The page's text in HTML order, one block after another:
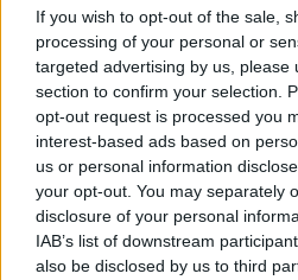
If you wish to opt-out of the sale,
processing of your personal or
targeted advertising by us, please
section to confirm your selection.
opt-out request is processed you
interest-based ads based on
us or personal information
your opt-out. You may separately
disclosure of your personal
IAB’s list of downstream
also be disclosed by us to third